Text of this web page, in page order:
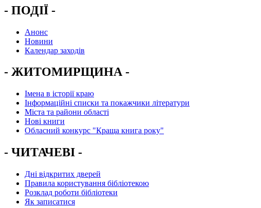
- ПОДІЇ -
Анонс
Новини
Календар заходів
- ЖИТОМИРЩИНА -
Імена в історії краю
Інформаційні списки та покажчики літератури
Міста та райони області
Нові книги
Обласний конкурс "Краща книга року"
- ЧИТАЧЕВІ -
Дні відкритих дверей
Правила користування бібліотекою
Розклад роботи бібліотеки
Як записатися